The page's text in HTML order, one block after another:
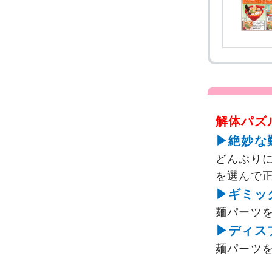
解体パズ
▶絶妙な
どんぶり
を選んで
▶ギミッ
麺パーツ
▶ディス
麺パーツ